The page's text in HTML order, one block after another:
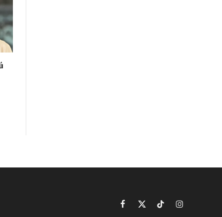
Facebook
X
TikTokInstagram